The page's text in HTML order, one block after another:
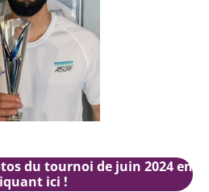
du tournoi de juin 2024 en
ici !